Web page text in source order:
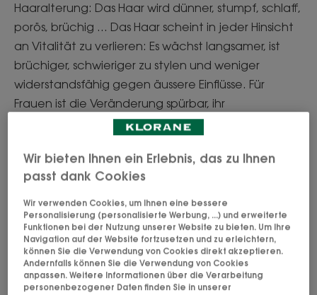
Haaralterung: Das Haar wird dünner, stumpf, schlaff,
porös, brüchig ... Das Haar scheint in jeder Hinsicht
an Vitalität zu verlieren: Es wächst langsamer, ist
brüchiger, schwieriger zu stylen und weniger
widerstandsfähig gegen äussere Einflüsse. Für
Frauen ist die Veränderung spürbar, ihr
Pferdeschwanz fühlt sich jetzt viel dünner an ...
Lösung: ein massgeschneidertes Anti-Aging-
Produkt, das die Kopfhaut nährt und revitalisiert
und ihr auf natürliche Weise Textur und Dichte
verleiht.
Wir bieten Ihnen ein Erlebnis, das zu Ihnen
passt dank Cookies
Wir verwenden Cookies, um Ihnen eine bessere
Personalisierung (personalisierte Werbung, ...) und erweiterte
Funktionen bei der Nutzung unserer Website zu bieten. Um Ihre
Navigation auf der Website fortzusetzen und zu erleichtern,
können Sie die Verwendung von Cookies direkt akzeptieren.
Andernfalls können Sie die Verwendung von Cookies
anpassen. Weitere Informationen über die Verarbeitung
personenbezogener Daten finden Sie in unserer